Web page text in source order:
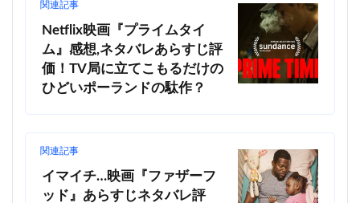
関連記事
Netflix映画『プライムタイ
ム』感想,ネタバレあらすじ評
価！TV局に立てこもるだけの
ひどいポーランドの駄作？
関連記事
イマイチ…映画『ファザーフ
ッド』あらすじネタバレ評